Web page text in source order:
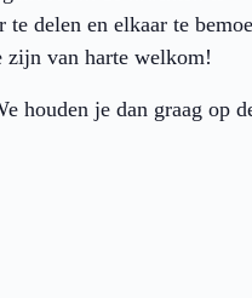
delen en elkaar te
zijn van harte welkom!
houden je dan graag op